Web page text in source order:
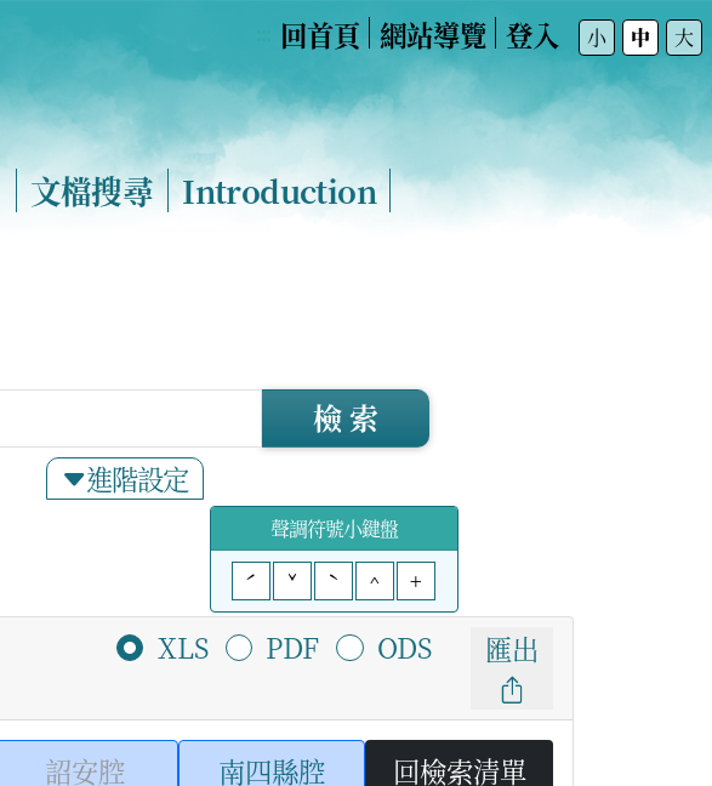
回首頁 網站導覽 登入 小 中 大
文檔搜尋 Introduction
進階設定
檢 索
聲調符號小鍵盤
ˊ
ˇ ˋ ^ +
XLS PDF ODS 匯出
詔安腔 南四縣腔 回檢索清單